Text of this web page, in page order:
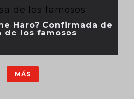
Haro? Confirmada de
de los famosos
MÁS